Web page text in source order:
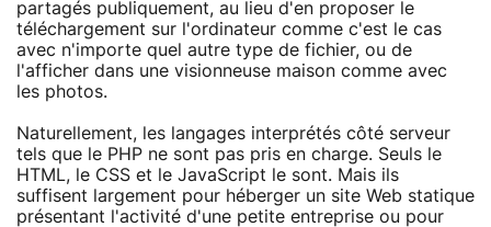
partagés publiquement, au lieu d'en proposer le
téléchargement sur l'ordinateur comme c'est le cas
avec n'importe quel autre type de fichier, ou de
l'afficher dans une visionneuse maison comme avec
les photos.
Naturellement, les langages interprétés côté serveur
tels que le PHP ne sont pas pris en charge. Seuls le
HTML, le CSS et le JavaScript le sont. Mais ils
suffisent largement pour héberger un site Web statique
présentant l'activité d'une petite entreprise ou pour